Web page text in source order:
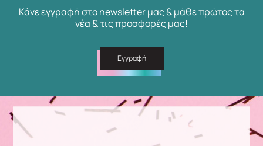
Κάνε εγγραφή στο newsletter μας & μάθε πρώτος τα
νέα & τις προσφορές μας!
Εγγραφή